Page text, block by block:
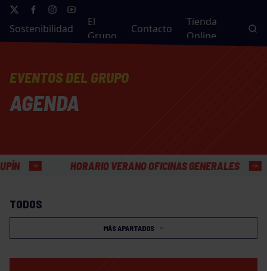
Sostenibilidad
El
Grupo
Contacto
Tienda
Online
EVENTOS DEL GRUPO
AGENDA
HORARIO VERANO OFICINAS GENERALES
TODOS
MÁS APARTADOS